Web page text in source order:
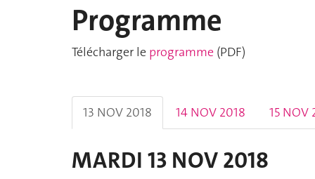
Programme
Télécharger le programme (PDF)
13 NOV 2018 14 NOV 2018 15 NOV
MARDI 13 NOV 2018